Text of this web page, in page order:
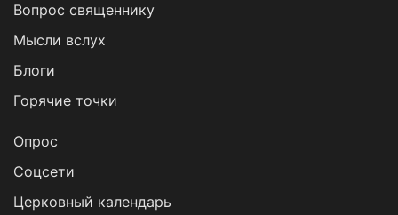
Вопрос священнику
Мысли вслух
Блоги
Горячие точки
Опрос
Cоцсети
Церковный календарь